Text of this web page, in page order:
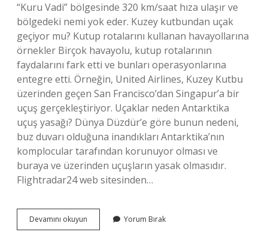
“Kuru Vadi” bölgesinde 320 km/saat hıza ulaşır ve
bölgedeki nemi yok eder. Kuzey kutbundan uçak
geçiyor mu? Kutup rotalarını kullanan havayollarına
örnekler Birçok havayolu, kutup rotalarının
faydalarını fark etti ve bunları operasyonlarına
entegre etti. Örneğin, United Airlines, Kuzey Kutbu
üzerinden geçen San Francisco’dan Singapur’a bir
uçuş gerçekleştiriyor. Uçaklar neden Antarktika
uçuş yasağı? Dünya Düzdür’e göre bunun nedeni,
buz duvarı olduğuna inandıkları Antarktika’nın
komplocular tarafından korunuyor olması ve
buraya ve üzerinden uçuşların yasak olmasıdır.
Flightradar24 web sitesinden…
Devamını okuyun
Kutbunda
Yorum Bırak